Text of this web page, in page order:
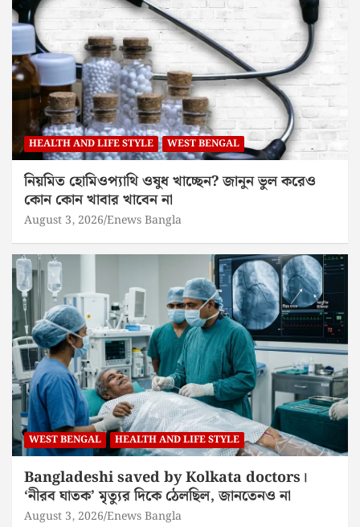
HEALTH AND LIFE STYLE WEST BENGAL
নিয়মিত হোমিওপ্যাথি ওষুধ খাচ্ছেন? জানুন ভুল করেও
কোন কোন খাবার খাবেন না
August 3, 2026 Enews Bangla
WEST BENGAL HEALTH AND LIFE STYLE
Bangladeshi saved by Kolkata doctors।
‘নীরব ঘাতক’ মৃত্যুর দিকে ঠেলছিল, জানতেনও না
August 3, 2026 Enews Bangla